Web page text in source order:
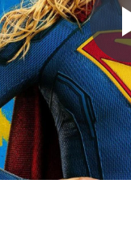
Play
Video